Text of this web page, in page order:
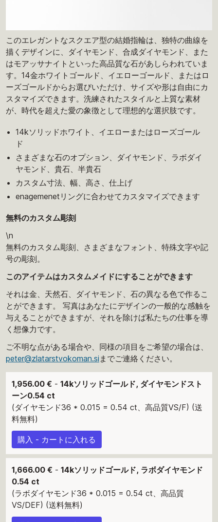
このエレガントなスクエア型の結婚指輪は、独特の曲線を
描くデザインに、ダイヤモンド、合成ダイヤモンド、また
はモアッサナイトといった高品質な石があしらわれていま
す。14金ホワイトゴールド、イエローゴールド、またはロ
ーズゴールドからお選びいただけ、サイズや形は自由にカ
スタマイズできます。洗練されたスタイルと上質な素材
が、時代を超えた愛の象徴として理想的な選択肢です。
14kソリッドホワイト、イエローまたはローズゴール
ド
さまざまな石のオプション、ダイヤモンド、ラボダイ
ヤモンド、貴石、半貴石
カスタム寸法、幅、高さ、仕上げ
enagemenetリングに合わせてカスタマイズできます
無料のカスタム彫刻
\n
無料のカスタム彫刻、さまざまなフォント、特殊文字や記
号の彫刻。
このアイテムはカスタムメイドにすることができます
それは金、天然石、ダイヤモンド、石の異なる色で作るこ
とができます。 写真はあなたにデザインの一般的な感触を
与えることができますが、それを除けば私たちの仕事を導
く想像力です。
ご不明な点がある場合や、同様の項目をご希望の場合は、
peter@zlatarstvokoman.si までご連絡ください。
1,956.00 € - 14kソリッドゴールド, ダイヤモンドスト
ーン0.54 ct
(ダイヤモンド36 * 0.015 = 0.54 ct、高品質VS/F) (送
料無料)
購入 - カートに入れる
1,666.00 € - 14kソリッドゴールド, ラボダイヤモンド
0.54 ct
(ラボダイヤモンド36 * 0.015 = 0.54 ct、高品質
VS/DEF) (送料無料)